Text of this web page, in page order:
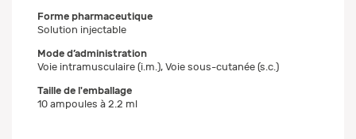
Forme pharmaceutique
Solution injectable
Mode d’administration
Voie intramusculaire (i.m.), Voie sous-cutanée (s.c.)
Taille de l'emballage
10 ampoules à 2.2 ml